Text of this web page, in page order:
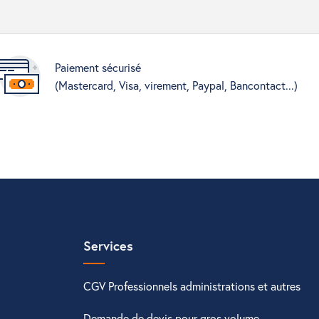
Paiement sécurisé
(Mastercard, Visa, virement, Paypal, Bancontact...)
Services
CGV Professionnels administrations et autres